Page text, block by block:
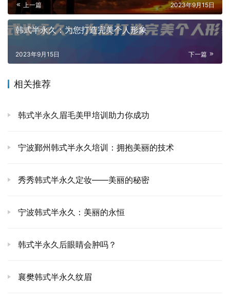
上一篇 2023年9月15日
韩式半永久：为您打造完美个人形象
下一篇
2023年9月15日
相关推荐
韩式半永久眉毛美甲培训助力你成功
宁波鄞州韩式半永久培训：拥抱美丽的技术
秀秀韩式半永久定妆——美丽的秘密
宁波韩式半永久：美丽的永恒
韩式半永久后眼睛会肿吗？
襄樊韩式半永久纹眉